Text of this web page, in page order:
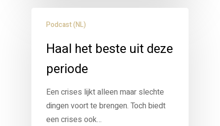
Podcast (NL)
Haal het beste uit deze
periode
Een crises lijkt alleen maar slechte
dingen voort te brengen. Toch biedt
een crises ook…